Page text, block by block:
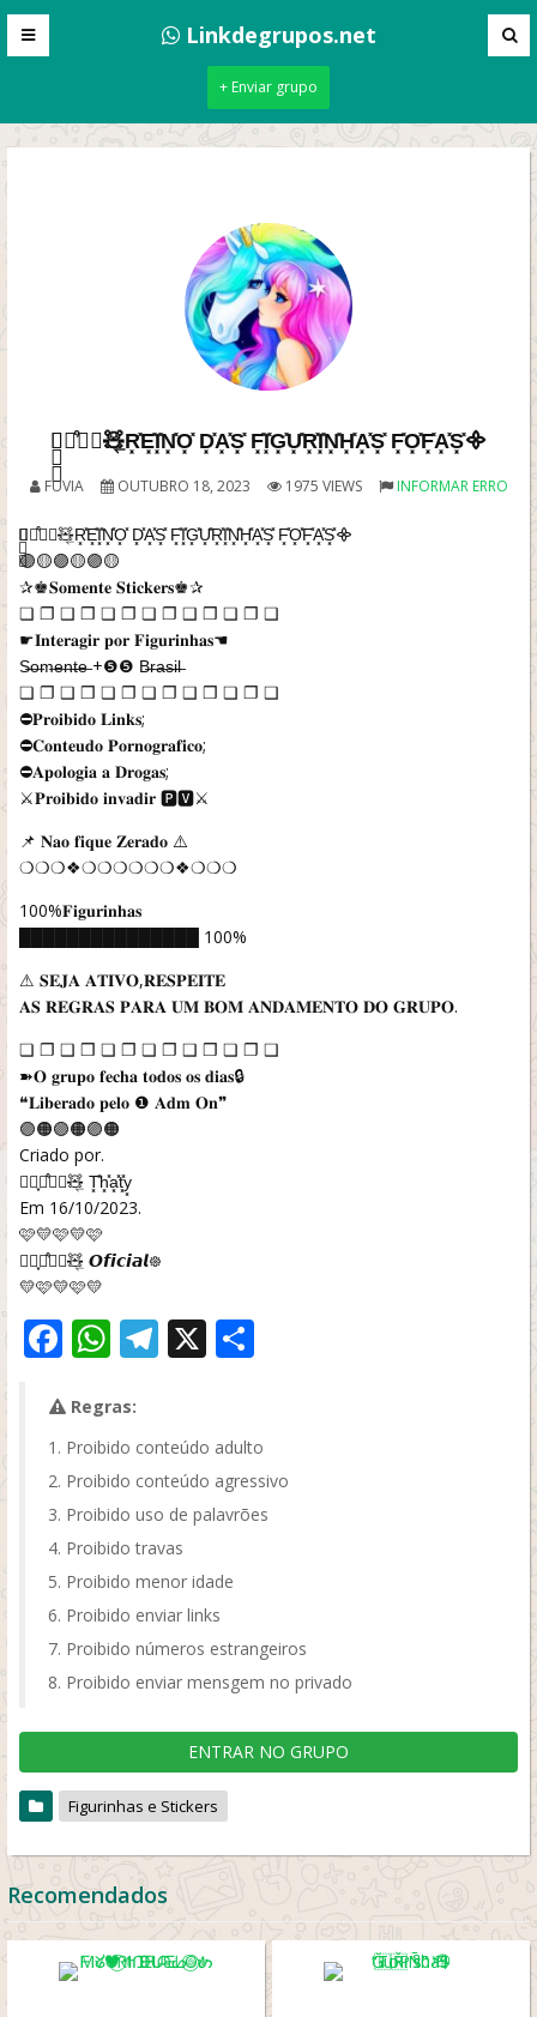
Linkdegrupos.net
+ Enviar grupo
❀⃪ֽ֪ꔷ᷒ᰰ⃟🧸⃬R͓̽E͓̽I͓̽N͓̽O͓̽ D͓̽A͓̽S͓̽ F͓̽I͓̽G͓̽U͓̽R͓̽I͓̽N͓̽H͓̽A͓̽S͓̽ F͓̽O͓̽F͓̽A͓̽S͓̽᯽
FUVIA OUTUBRO 18, 2023 1975 VIEWS INFORMAR ERRO
❀⃪ֽ֪ꔷ᷒ᰰ⃟🧸⃬R͓̽E͓̽I͓̽N͓̽O͓̽ D͓̽A͓̽S͓̽ F͓̽I͓̽G͓̽U͓̽R͓̽I͓̽N͓̽H͓̽A͓̽S͓̽ F͓̽O͓̽F͓̽A͓̽S͓̽᯽
🟣🟡🟣🟡🟣🟡
✰♚𝐒𝐨𝐦𝐞𝐧𝐭𝐞 𝐒𝐭𝐢𝐜𝐤𝐞𝐫𝐬♚✰
❏ ❐ ❑ ❒ ❏ ❐ ❏ ❐ ❑ ❒ ❏ ❐ ❑
☛𝐈𝐧𝐭𝐞𝐫𝐚𝐠𝐢𝐫 𝐩𝐨𝐫 𝐅𝐢𝐠𝐮𝐫𝐢𝐧𝐡𝐚𝐬☚
S̶o̶m̶e̶n̶t̶e̶ +❺❺ B̶r̶a̶s̶i̶l̶
❏ ❐ ❑ ❒ ❏ ❐ ❏ ❐ ❑ ❒ ❏ ❐ ❑
⛔𝐏𝐫𝐨𝐢𝐛𝐢𝐝𝐨 𝐋𝐢𝐧𝐤𝐬;
⛔𝐂𝐨𝐧𝐭𝐞𝐮𝐝𝐨 𝐏𝐨𝐫𝐧𝐨𝐠𝐫𝐚𝐟𝐢𝐜𝐨;
⛔𝐀𝐩𝐨𝐥𝐨𝐠𝐢𝐚 𝐚 𝐃𝐫𝐨𝐠𝐚𝐬;
⚔️𝐏𝐫𝐨𝐢𝐛𝐢𝐝𝐨 𝐢𝐧𝐯𝐚𝐝𝐢𝐫 🅿︎🆅︎⚔️
📌 𝐍𝐚𝐨 𝐟𝐢𝐪𝐮𝐞 𝐙𝐞𝐫𝐚𝐝𝐨 ⚠️
❍❍❍❖❍❍❍❍❍❍❖❍❍❍
100%𝐅𝐢𝐠𝐮𝐫𝐢𝐧𝐡𝐚𝐬
███████████████ 100%
⚠ 𝐒𝐄𝐉𝐀 𝐀𝐓𝐈𝐕𝐎,𝐑𝐄𝐒𝐏𝐄𝐈𝐓𝐄
𝐀𝐒 𝐑𝐄𝐆𝐑𝐀𝐒 𝐏𝐀𝐑𝐀 𝐔𝐌 𝐁𝐎𝐌 𝐀𝐍𝐃𝐀𝐌𝐄𝐍𝐓𝐎 𝐃𝐎 𝐆𝐑𝐔𝐏𝐎.
❏ ❐ ❑ ❒ ❏ ❐ ❏ ❐ ❑ ❒ ❏ ❐ ❑
➽𝐎 𝐠𝐫𝐮𝐩𝐨 𝐟𝐞𝐜𝐡𝐚 𝐭𝐨𝐝𝐨𝐬 𝐨𝐬 𝐝𝐢𝐚𝐬🔒
❝𝐋𝐢𝐛𝐞𝐫𝐚𝐝𝐨 𝐩𝐞𝐥𝐨 ❶ 𝐀𝐝𝐦 𝐎𝐧❞
🟣🟠🟣🟠🟣🟠
Criado por.
❀⃪ֽ֪ꔷ᷒ᰰ⃟🧸⃬ T͓̽h͓̽a͓̽t͓̽y͓
Em 16/10/2023.
🩷💛🩷💛🩷
❀⃪ֽ֪ꔷ᷒ᰰ⃟🧸⃬ 𝙊𝙛𝙞𝙘𝙞𝙖𝙡᪥
💛🩷💛🩷💛
Facebook
WhatsApp
Telegram
X
Regras:
Proibido conteúdo adulto
Proibido conteúdo agressivo
Proibido uso de palavrões
Proibido travas
Proibido menor idade
Proibido enviar links
Proibido números estrangeiros
Proibido enviar mensgem no privado
ENTRAR NO GRUPO
Figurinhas e Stickers
Recomendados